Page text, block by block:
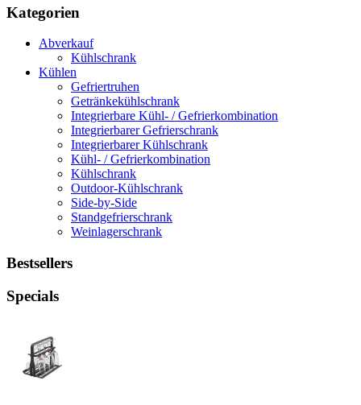
Kategorien
Abverkauf
Kühlschrank
Kühlen
Gefriertruhen
Getränkekühlschrank
Integrierbare Kühl- / Gefrierkombination
Integrierbarer Gefrierschrank
Integrierbarer Kühlschrank
Kühl- / Gefrierkombination
Kühlschrank
Outdoor-Kühlschrank
Side-by-Side
Standgefrierschrank
Weinlagerschrank
Bestsellers
Specials